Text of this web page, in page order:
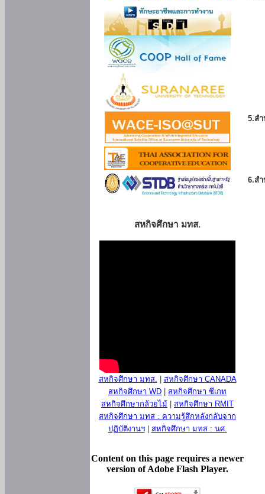
สหกิจศึกษา มทส.
สหกิจศึกษา มทส.
สหกิจศึกษา CANADA
สหกิจศึกษา WD
สหกิจศึกษา ซีเกท
สหกิจศึกษากล้วยไม้
สหกิจศึกษา RMIT
สหกิจศึกษา มทส : ความรู้สึกหลังกลับจาก
ปฏิบัติงานฯ| สหกิจศึกษา มทส : นศ.
Content on this page requires a newer
version of Adobe Flash Player.
5.ส
6.ส